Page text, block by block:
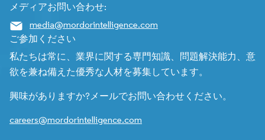
メディアお問い合わせ:
media@mordorintelligence.com
ご参加ください
私たちは常に、業界に関する専門知識、問題解決能力、意
欲を兼ね備えた優秀な人材を募集しています。
興味がありますか?メールでお問い合わせください。
careers@mordorintelligence.com